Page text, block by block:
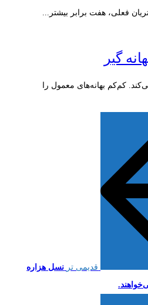
فعلی، هفت برابر بیشتر...
گیر
کم‌کم بهانه‌های معمول را
قدیمی تر نسل هزاره